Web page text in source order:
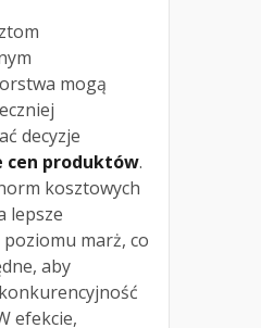
mogą
decyzje
cen produktów.
kosztowych
lepsze
marż, co
aby
efekcie,